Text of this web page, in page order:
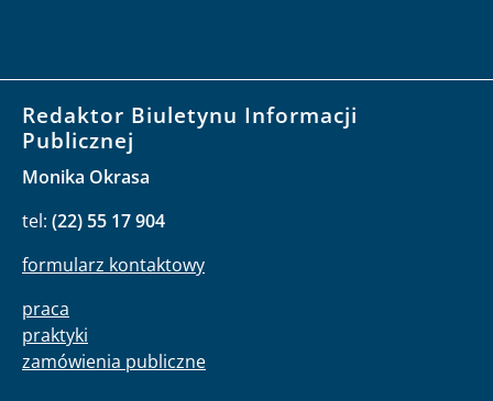
Redaktor Biuletynu Informacji
Publicznej
Monika Okrasa
tel: (22) 55 17 904
formularz kontaktowy
praca
praktyki
zamówienia publiczne